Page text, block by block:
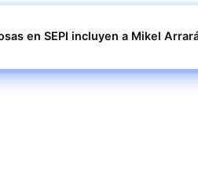
en SEPI incluyen a Mikel